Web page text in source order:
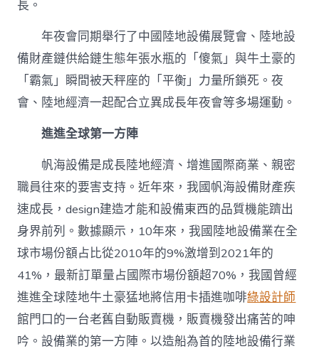
能
足〉
中
長。
年夜會同期舉行了中國陸地設備展覽會、陸地設
備財產鏈供給鏈生態年張水瓶的「傻氣」與牛土豪的
「霸氣」瞬間被天秤座的「平衡」力量所鎖死。夜
會、陸地經濟一起配合立異成長年夜會等多場運動。
進進全球第一方陣
帆海設備是成長陸地經濟、增進國際商業、親密
職員往來的要害支持。近年來，我國帆海設備財產疾
速成長，design建造才能和設備東西的品質機能躋出
身界前列。數據顯示，10年來，我國陸地設備業在全
球市場份額占比從2010年的9%激增到2021年的
41%，最新訂單量占國際市場份額超70%，我國曾經
進進全球陸地牛土豪猛地將信用卡插進咖啡綠設計師
館門口的一台老舊自動販賣機，販賣機發出痛苦的呻
吟。設備業的第一方陣。以造船為首的陸地設備行業